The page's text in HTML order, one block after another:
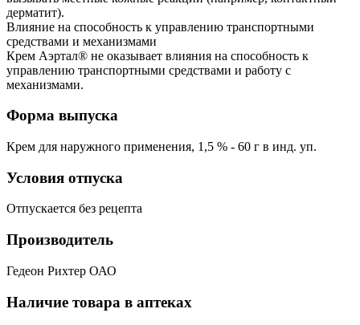
дерматит).
Влияние на способность к управлению транспортными
средствами и механизмами
Крем Аэртал® не оказывает влияния на способность к
управлению транспортными средствами и работу с
механизмами.
Форма выпуска
Крем для наружного применения, 1,5 % - 60 г в инд. уп.
Условия отпуска
Отпускается без рецепта
Производитель
Гедеон Рихтер ОАО
Наличие товара в аптеках